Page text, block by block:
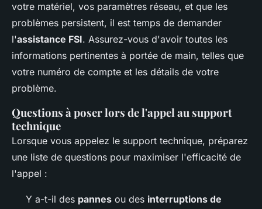
votre matériel, vos paramètres réseau, et que les
problèmes persistent, il est temps de demander
l'assistance FSI. Assurez-vous d'avoir toutes les
informations pertinentes à portée de main, telles que
votre numéro de compte et les détails de votre
problème.
Questions à poser lors de l'appel au support
technique
Lorsque vous appelez le support technique, préparez
une liste de questions pour maximiser l'efficacité de
l'appel :
Y a-t-il des pannes ou des interruptions de